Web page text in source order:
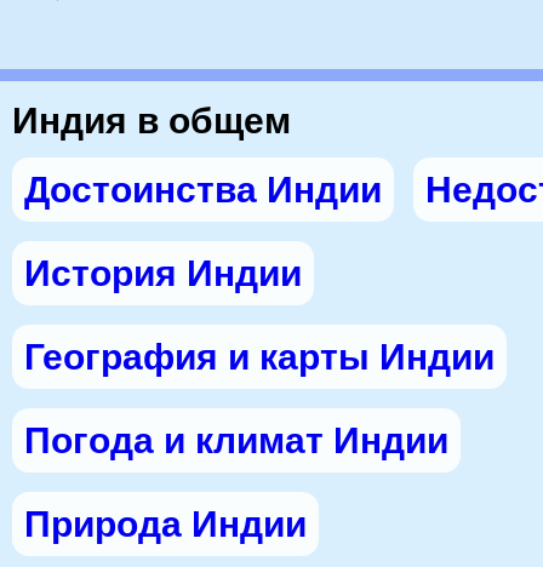
Индия в общем
Достоинства Индии
История Индии
География и карты Индии
Погода и климат Индии
Природа Индии